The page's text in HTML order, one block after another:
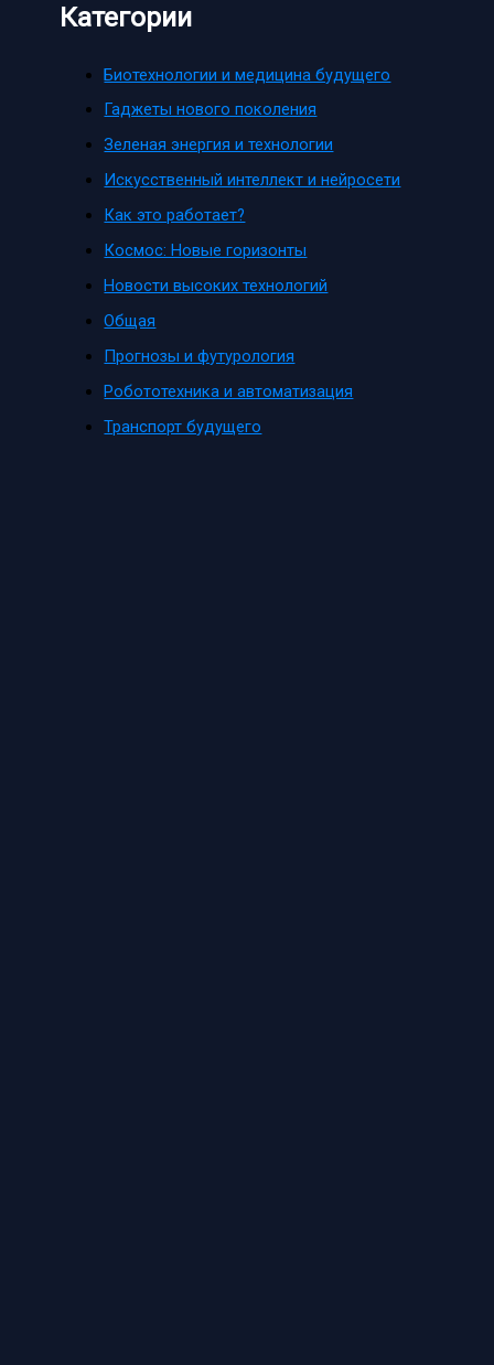
Категории
Биотехнологии и медицина будущего
Гаджеты нового поколения
Зеленая энергия и технологии
Искусственный интеллект и нейросети
Как это работает?
Космос: Новые горизонты
Новости высоких технологий
Общая
Прогнозы и футурология
Робототехника и автоматизация
Транспорт будущего